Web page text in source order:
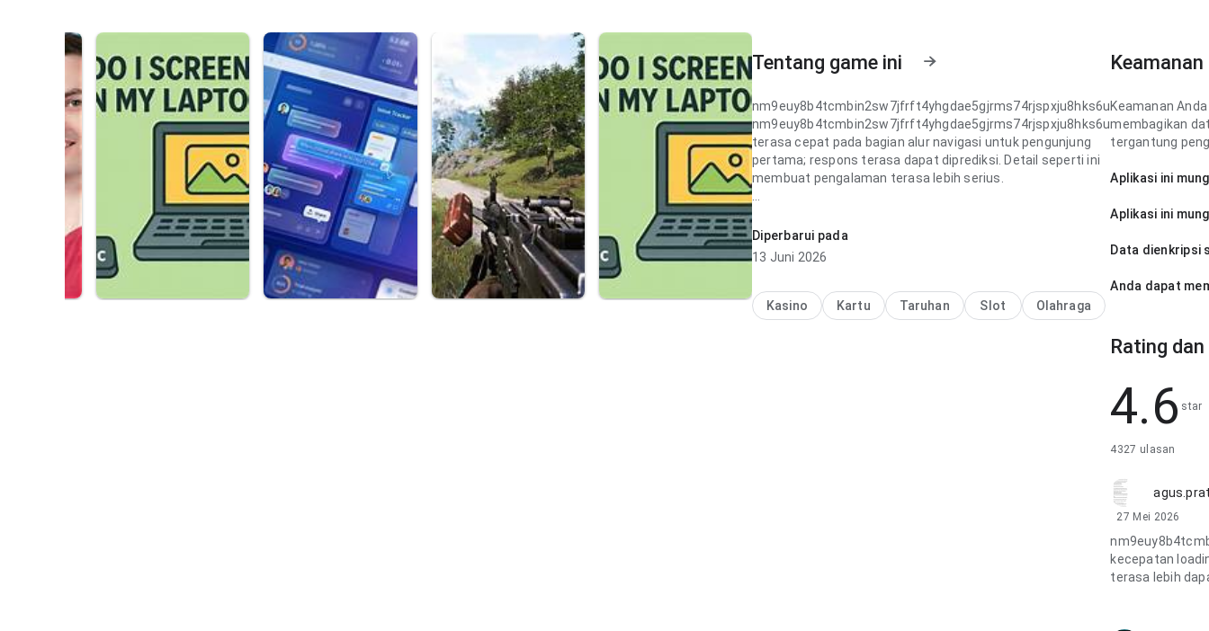
Tentang game ini
nm9euy8b4tcmbin2sw7jfrft4yhgdae5gjrms74rjspxju8hks6u
nm9euy8b4tcmbin2sw7jfrft4yhgdae5gjrms74rjspxju8hks6u
terasa cepat pada bagian alur navigasi untuk pengunjung
pertama; respons terasa dapat diprediksi. Detail seperti ini
membuat pengalaman terasa lebih serius.
nm9euy8b4tcmbin2sw7jfrft4yhgdae5gjrms74rjspxju8hks6u
terasa cepat pada bagian kecepatan loading saat
dibandingkan dengan aplikasi serupa; konten mudah
Diperbarui pada
13 Juni 2026
Kasino Kartu Taruhan Slot Olahraga
Keamanan
membagikan
tergantung
Aplikasi ini
Aplikasi ini
Data dienkripsi
Anda dapat
Rating
4.6 star
4327 ulasan
27 Mei 2026
kecepatan
terasa lebih